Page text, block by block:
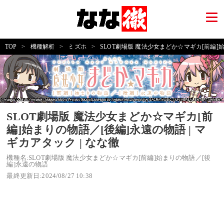
TOP > 機種解析 > ミズホ > SLOT劇場版 魔法少女まどか☆マギカ[前編]
SLOT劇場版 魔法少女まどか☆マギカ[前
編]始まりの物語／[後編]永遠の物語 | マ
ギカアタック | なな徹
機種名:SLOT劇場版 魔法少女まどか☆マギカ[前編]始まりの物語／[後
編]永遠の物語
最終更新日:2024/08/27 10:38